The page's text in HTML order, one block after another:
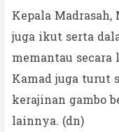
Kepala Madrasah,
juga ikut serta
memantau
Kamad juga turut
kerajinan gambo
lainnya. (dn)